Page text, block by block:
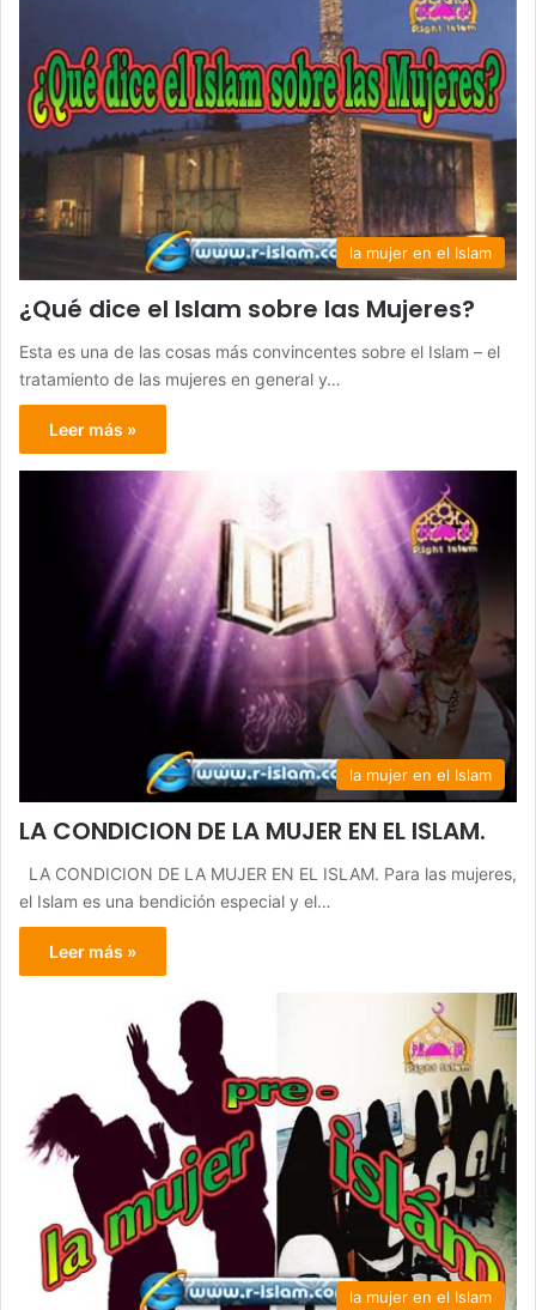
la mujer en el Islam
¿Qué dice el Islam sobre las Mujeres?
Esta es una de las cosas más convincentes sobre el Islam – el
tratamiento de las mujeres en general y…
Leer más »
la mujer en el Islam
LA CONDICION DE LA MUJER EN EL ISLAM.
LA CONDICION DE LA MUJER EN EL ISLAM. Para las mujeres,
el Islam es una bendición especial y el…
Leer más »
la mujer en el Islam